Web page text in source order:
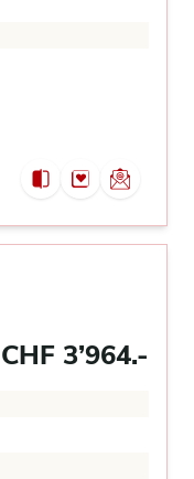
CHF 3’964.-